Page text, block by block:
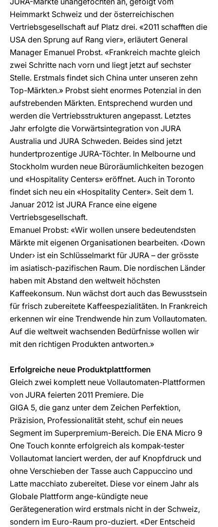
Heimmarkt Schweiz und der österreichischen
Vertriebsgesellschaft auf Platz drei. «2011 schafften die
USA den Sprung auf Rang vier», erläutert General
Manager Emanuel Probst. «Frankreich machte gleich
zwei Schritte nach vorn und liegt jetzt auf sechster
Stelle. Erstmals findet sich China unter unseren zehn
Top-Märkten.» Probst sieht enormes Potenzial in den
aufstrebenden Märkten. Entsprechend wurden und
werden die Vertriebsstrukturen angepasst. Letztes
Jahr erfolgte die Vorwärtsintegration von JURA
Australia und JURA Schweden. Beides sind jetzt
hundertprozentige JURA-Töchter. In Melbourne und
Stockholm wurden neue Büroräumlichkeiten bezogen
und «Hospitality Centers» eröffnet. Auch in Toronto
findet sich neu ein «Hospitality Center». Seit dem 1.
Januar 2012 ist JURA France eine eigene
Vertriebsgesellschaft.
Emanuel Probst: «Wir wollen unsere bedeutendsten
Märkte mit eigenen Organisationen bearbeiten. ‹Down
Under› ist ein Schlüsselmarkt für JURA – der grösste
im asiatisch-pazifischen Raum. Die nordischen Länder
haben mit Abstand den weltweit höchsten
Kaffeekonsum. Nun wächst dort auch das Bewusstsein
für frisch zubereitete Kaffeespezialitäten. In Frankreich
erkennen wir eine Trendwende hin zum Vollautomaten.
Auf die weltweit wachsenden Bedürfnisse wollen wir
mit den richtigen Produkten antworten.»
Erfolgreiche neue Produktplattformen
Gleich zwei komplett neue Vollautomaten-Plattformen
von JURA feierten 2011 Premiere. Die
GIGA 5, die ganz unter dem Zeichen Perfektion,
Präzision, Professionalität steht, schuf ein neues
Segment im Superpremium-Bereich. Die ENA Micro 9
One Touch konnte erfolgreich als kompak-tester
Vollautomat lanciert werden, der auf Knopfdruck und
ohne Verschieben der Tasse auch Cappuccino und
Latte macchiato zubereitet. Diese vor einem Jahr als
Globale Plattform ange-kündigte neue
Gerätegeneration wird erstmals nicht in der Schweiz,
sondern im Euro-Raum pro-duziert. «Der Entscheid